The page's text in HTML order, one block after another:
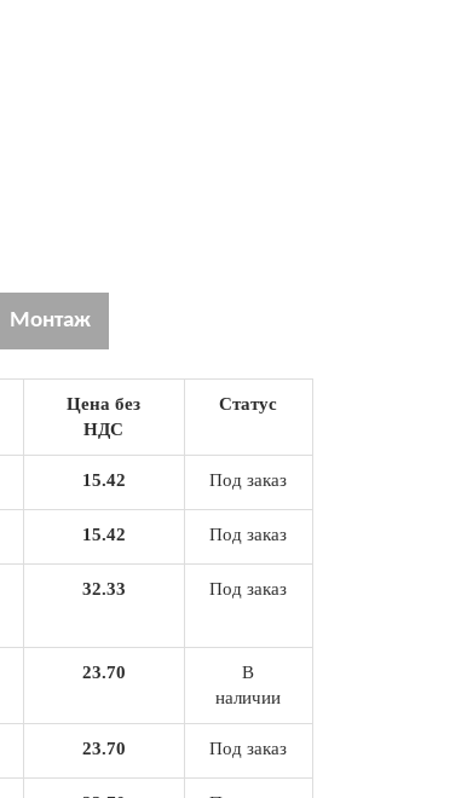
Монтаж
Цена без
НДС
Статус
15.42 Под заказ
15.42 Под заказ
32.33 Под заказ
23.70
В
наличии
23.70 Под заказ